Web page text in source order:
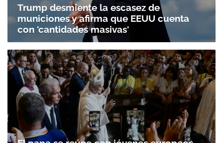
Trump desmiente la escasez de
municiones y afirma que EEUU cuenta
con 'cantidades masivas'